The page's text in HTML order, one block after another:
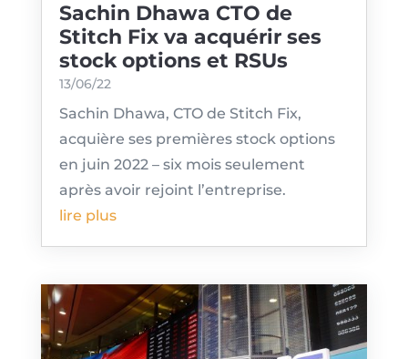
Sachin Dhawa CTO de
Stitch Fix va acquérir ses
stock options et RSUs
13/06/22
Sachin Dhawa, CTO de Stitch Fix,
acquière ses premières stock options
en juin 2022 – six mois seulement
après avoir rejoint l’entreprise.
lire plus